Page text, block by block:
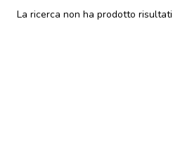
La ricerca non ha prodotto risultati